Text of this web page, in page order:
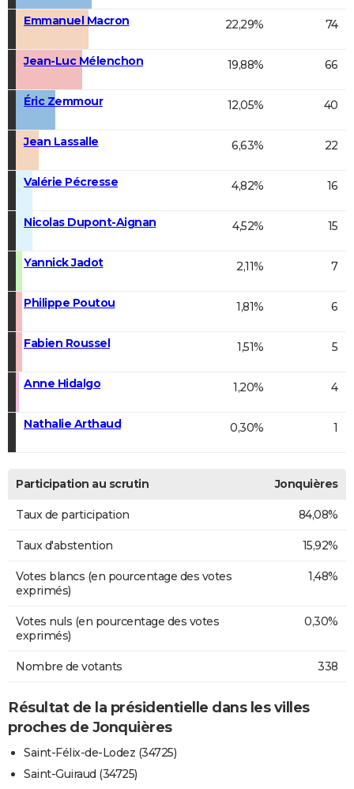
Emmanuel Macron 22,29% 74
Jean-Luc Mélenchon 19,88% 66
Éric Zemmour 12,05% 40
Jean Lassalle 6,63% 22
Valérie Pécresse 4,82% 16
Nicolas Dupont-Aignan 4,52% 15
Yannick Jadot 2,11% 7
Philippe Poutou 1,81% 6
Fabien Roussel 1,51% 5
Anne Hidalgo 1,20% 4
Nathalie Arthaud 0,30% 1
Participation au scrutin Jonquières
Taux de participation 84,08%
Taux d'abstention 15,92%
Votes blancs (en pourcentage des votes
exprimés)
1,48%
Votes nuls (en pourcentage des votes
exprimés)
0,30%
Nombre de votants 338
Résultat de la présidentielle dans les villes
proches de Jonquières
Saint-Félix-de-Lodez (34725)
Saint-Guiraud (34725)